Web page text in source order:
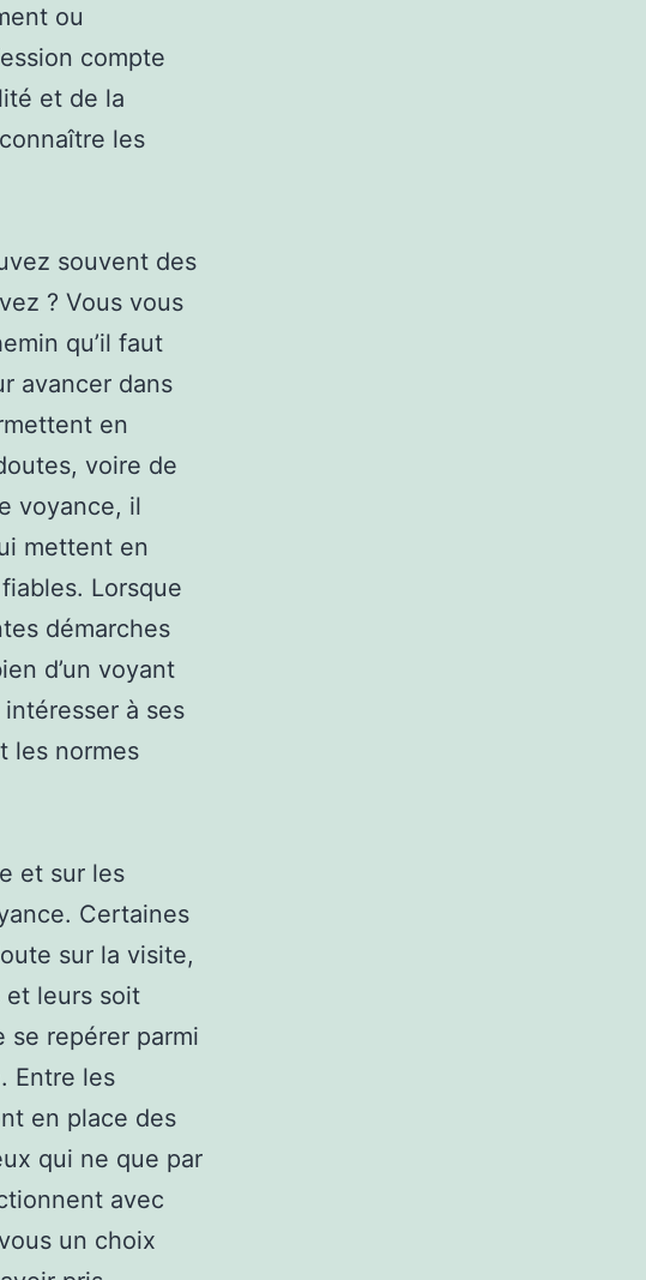
ou
compte
et de la
les
souvent des
? Vous vous
qu’il faut
avancer dans
en
voire de
voyance, il
mettent en
Lorsque
démarches
d’un voyant
à ses
les normes
et sur les
Certaines
sur la visite,
et leurs soit
se repérer parmi
Entre les
en place des
qui ne que par
avec
un choix